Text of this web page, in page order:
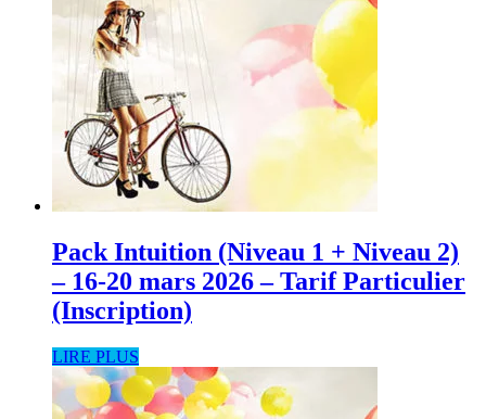
Pack Intuition (Niveau 1 + Niveau 2)
– 16-20 mars 2026 – Tarif Particulier
(Inscription)
LIRE PLUS